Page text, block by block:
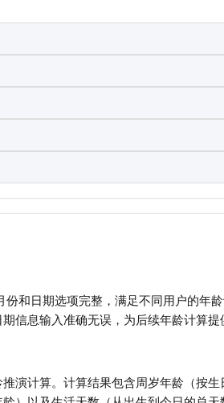
和日期选项完整，满足不同用户的年
息输入准确无误，为后续年龄计算提
计算。计算结果包含周岁年龄（按生